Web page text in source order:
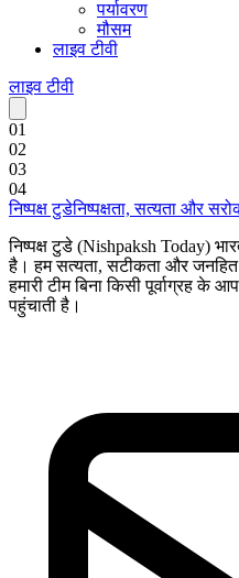
पर्यावरण
मौसम
लाइव टीवी
लाइव टीवी
01
02
03
04
निष्पक्ष टुडेनिष्पक्षता, सत्यता और
निष्पक्ष टुडे (Nishpaksh Today)
है। हम सत्यता, सटीकता और
हमारी टीम बिना किसी पूर्वाग्रह
पहुंचाती है।